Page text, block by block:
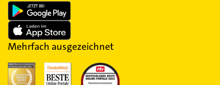
Mehrfach ausgezeichnet